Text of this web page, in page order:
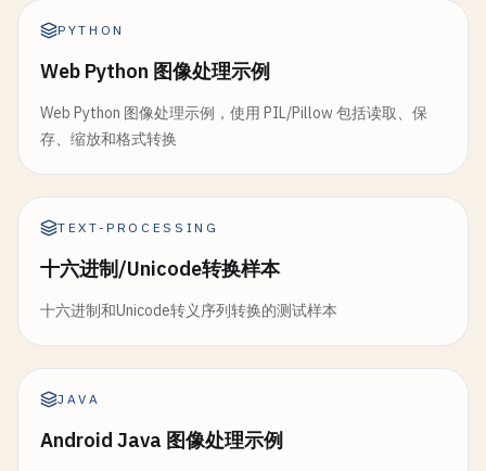
PYTHON
Web Python 图像处理示例
Web Python 图像处理示例，使用 PIL/Pillow 包括读取、保
存、缩放和格式转换
TEXT-PROCESSING
十六进制/Unicode转换样本
十六进制和Unicode转义序列转换的测试样本
JAVA
Android Java 图像处理示例